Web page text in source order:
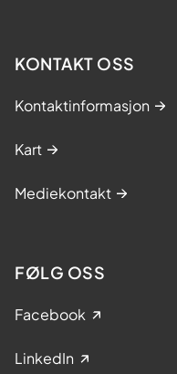
KONTAKT OSS
Kontaktinformasjon
Kart
Mediekontakt
FØLG OSS
Facebook
LinkedIn